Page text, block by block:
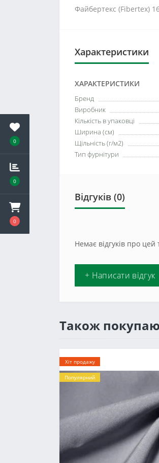
0
0
0
Файбертекс (Fibertex)
Характеристики
ХАРАКТЕРИСТИКИ
Бренд
Виробник
Кількість в упаковці
Ширина (см)
Щільність (г/м2)
Тип фурнітури
Відгуків (0)
Немає відгуків про цей
+ Написати відгук
Також
Хіт продажу
Популярний